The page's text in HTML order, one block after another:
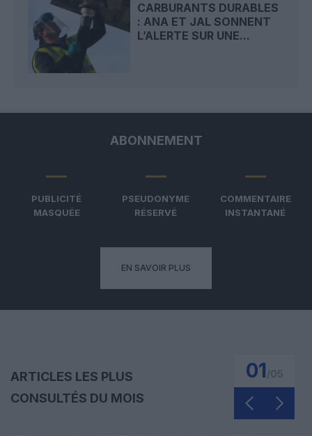
CARBURANTS DURABLES
: ANA ET JAL SONNENT
L’ALERTE SUR UNE...
ABONNEMENT
PUBLICITÉ
MASQUÉE
PSEUDONYME
RÉSERVÉ
COMMENTAIRE
INSTANTANÉ
EN SAVOIR PLUS
ARTICLES LES PLUS
CONSULTÉS DU MOIS
01